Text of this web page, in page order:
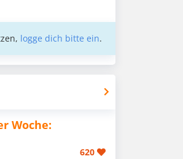
logge dich bitte ein.
Woche:
620